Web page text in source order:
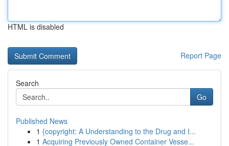
HTML is disabled
Report Page
Search
Go
Published News
1 {copyright: A Understanding to the Drug and I...
1 Acquiring Previously Owned Container Vesse...